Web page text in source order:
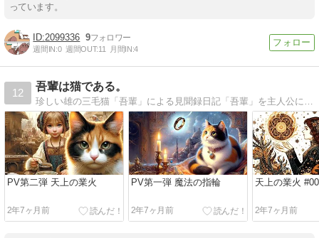
っています。
2099336 9
週間IN:0 週間OUT:11 月間IN:4
12
吾輩は猫である。
珍しい雄の三毛猫「吾輩」による見聞録日記「吾輩」を主人公にした短編のお話を日記形式で掲載。
PV第二弾 天上の業火
2年7ヶ月前
PV第一弾 魔法の指輪
2年7ヶ月前
天上の業火
2年7ヶ月前